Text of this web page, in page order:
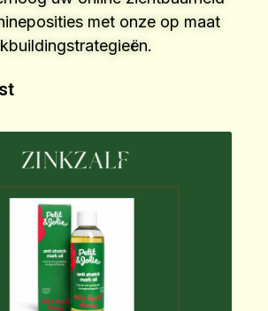
met onze op maat